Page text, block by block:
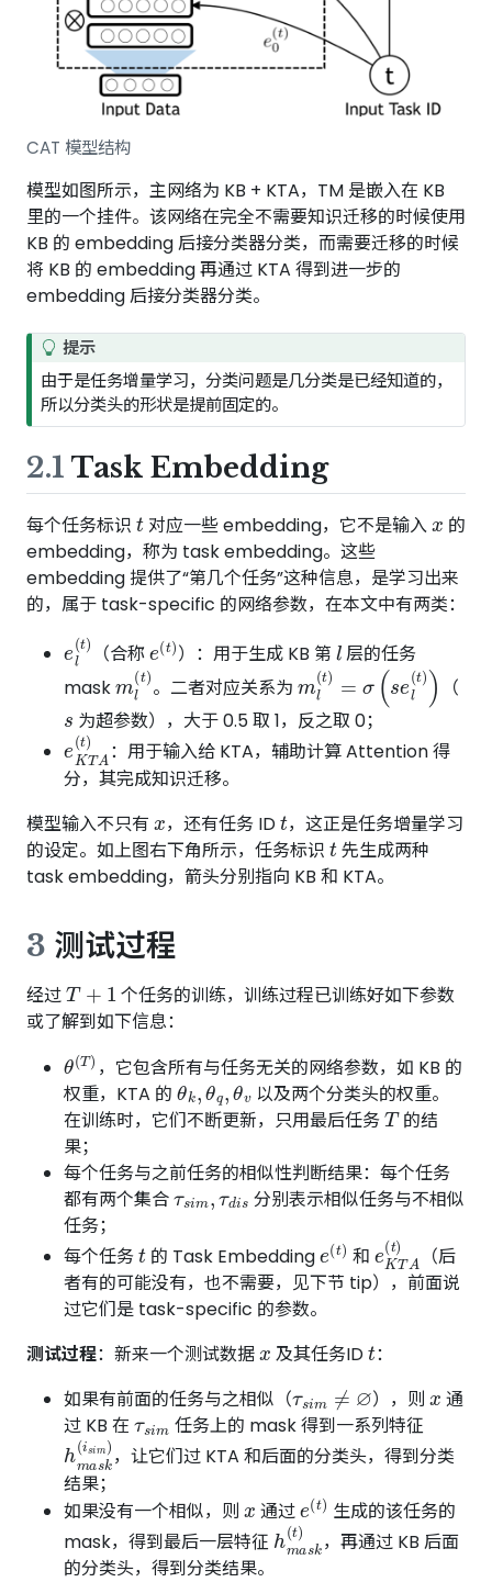
CAT 模型结构
模型如图所示，主网络为 KB + KTA，TM 是嵌入在 KB
里的一个挂件。该网络在完全不需要知识迁移的时候使用
KB 的 embedding 后接分类器分类，而需要迁移的时候
将 KB 的 embedding 再通过 KTA 得到进一步的
embedding 后接分类器分类。
提示
由于是任务增量学习，分类问题是几分类是已经知道的，
所以分类头的形状是提前固定的。
2.1 Task Embedding
每个任务标识
t
对应一些 embedding，它不是输入
的
embedding，称为 task embedding。这些
embedding 提供了“第几个任务”这种信息，是学习出来
的，属于 task-specific 的网络参数，在本文中有两类：
el( )
（合称
e(t)
）：用于生成 KB 第
l
层的任务
mask
ml(
。二者对应关系为
ml( =σ (s el(t )
（
为超参数），大于 0.5 取 1，反之取 0；
eKTA(t)
：用于输入给 KTA，辅助计算 Attention 得
分，其完成知识迁移。
模型输入不只有
，还有任务 ID
t
，这正是任务增量学习
的设定。如上图右下角所示，任务标识
t
先生成两种
task embedding，箭头分别指向 KB 和 KTA。
3 测试过程
经过
T+
个任务的训练，训练过程已训练好如下参数
或了解到如下信息：
θ(T
，它包含所有与任务无关的网络参数，如 KB 的
权重，KTA 的
θk,θq,θv
以及两个分类头的权重。
在训练时，它们不断更新，只用最后任务
T
的结
果；
每个任务与之前任务的相似性判断结果：每个任务
都有两个集合
τsim,τdis
分别表示相似任务与不相似
任务；
每个任务
t
的 Task Embedding
e(t )
和
eKT (t)
（后
者有的可能没有，也不需要，见下节 tip），前面说
过它们是 task-specific 的参数。
测试过程：新来一个测试数据 及其任务ID
t
：
如果有前面的任务与之相似（
≠ ∅
），则
通
过 KB 在
τsim
任务上的 mask 得到一系列特征
hmask(isim)
，让它们过 KTA 和后面的分类头，得到分类
结果；
如果没有一个相似，则
通过
e(t )
生成的该任务的
mask，得到最后一层特征
hm k(t)
，再通过 KB 后面
的分类头，得到分类结果。